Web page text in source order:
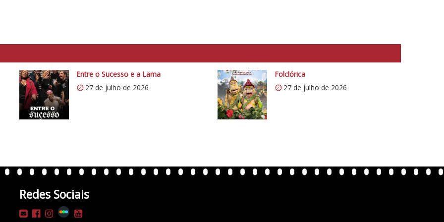
Entre o Sucesso e a Lama
27 de julho de 2026
Folclórica
27 de julho de 2026
Redes Sociais